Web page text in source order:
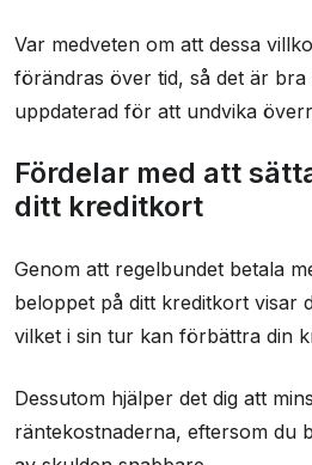
Var medveten om att dessa
förändras över tid, så det är bra
uppdaterad för att undvika
Fördelar med att
ditt kreditkort
Genom att regelbundet betala
beloppet på ditt kreditkort visar
vilket i sin tur kan förbättra din
Dessutom hjälper det dig att
räntekostnaderna, eftersom du